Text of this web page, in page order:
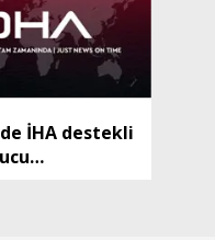
İHA destekli